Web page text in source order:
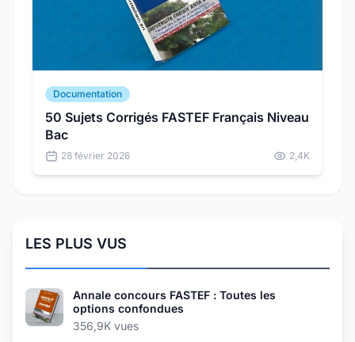
Documentation
50 Sujets Corrigés FASTEF Français Niveau
Bac
28 février 2026 2,4K
LES PLUS VUS
Annale concours FASTEF : Toutes les
options confondues
356,9K vues